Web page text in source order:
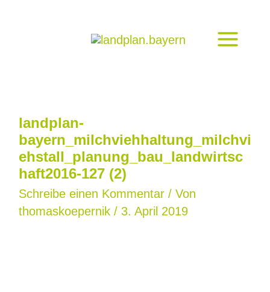
landplan-
bayern_milchviehhaltung_milchvi
ehstall_planung_bau_landwirtsc
haft2016-127 (2)
Schreibe einen Kommentar / Von
thomaskoepernik / 3. April 2019